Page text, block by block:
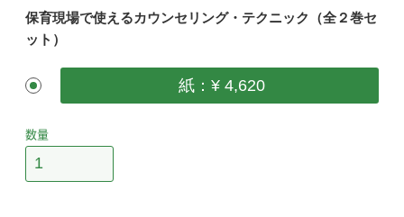
保育現場で使えるカウンセリング・テクニック（全２巻セ
ット）
紙：¥ 4,620
数量